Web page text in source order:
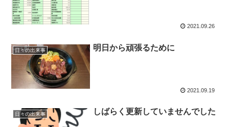
2021.09.26
日々の出来事 明日から頑張るために
2021.09.19
日々の出来事 しばらく更新していませんでした